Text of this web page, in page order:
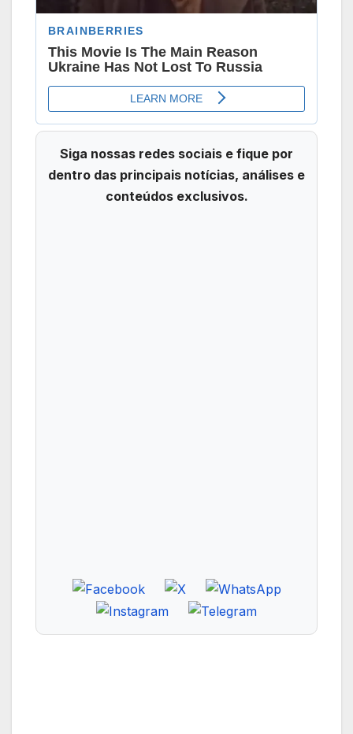
Siga nossas redes sociais e fique por
dentro das principais notícias, análises e
conteúdos exclusivos.